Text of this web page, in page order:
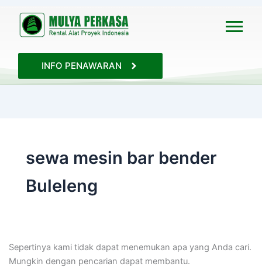
INFO PENAWARAN
sewa mesin bar bender
Buleleng
Sepertinya kami tidak dapat menemukan apa yang Anda cari.
Mungkin dengan pencarian dapat membantu.
Cari
untuk: